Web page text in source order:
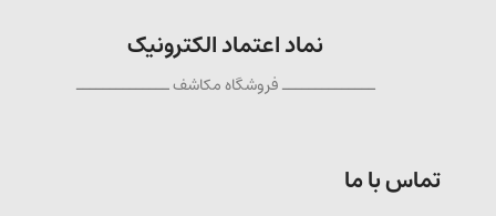
نماد اعتماد الکترونیک
ــــــــــــــ فروشگاه مکاشف ــــــــــــــ
تماس با ما